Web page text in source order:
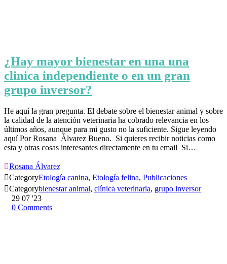
¿Hay mayor bienestar en una una
clinica independiente o en un gran
grupo inversor?
He aquí la gran pregunta. El debate sobre el bienestar animal y sobre
la calidad de la atención veterinaria ha cobrado relevancia en los
últimos años, aunque para mi gusto no la suficiente. Sigue leyendo
aquí Por Rosana Álvarez Bueno. Si quieres recibir noticias como
esta y otras cosas interesantes directamente en tu email Si…
Rosana Álvarez
CategoryEtología canina, Etología felina, Publicaciones
Categorybienestar animal, clínica veterinaria, grupo inversor
29 07 '23
0 Comments